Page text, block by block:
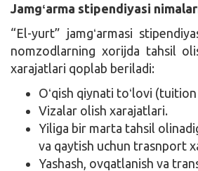
Jamgʻarma stipendiyasi
“El-yurt” jamgʻarmasi
nomzodlarning xorijda tahsil
xarajatlari qoplab beriladi:
Oʻqish qiynati toʻlovi
Vizalar olish xarajatlari.
Yiliga bir marta tahsil
va qaytish uchun trasnport
Yashash, ovqatlanish va